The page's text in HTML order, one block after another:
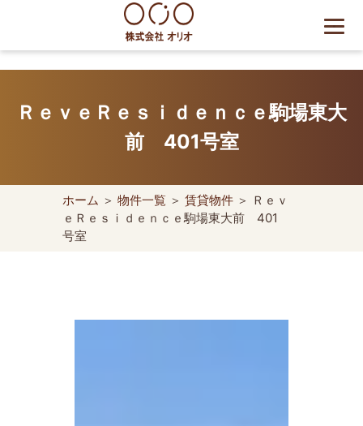
content
世田谷区の相続・空き家・借
却・買取は株式会社Orio
ＲｅｖｅＲｅｓｉｄｅｎｃｅ駒場東⼤
前 401号室
ホーム ＞ 物件一覧 ＞ 賃貸物件 ＞ Ｒｅｖ
ｅＲｅｓｉｄｅｎｃｅ駒場東⼤前 401
号室